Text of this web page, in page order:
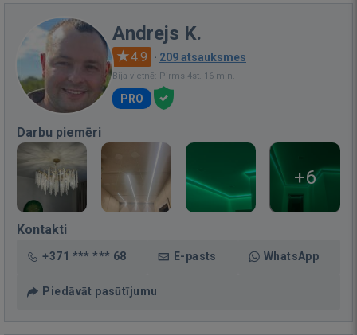
Andrejs K.
4.9 · 209 atsauksmes
Bija vietnē: Pirms 4st. 16 min.
PRO
Darbu piemēri
+6
Kontakti
+371 *** *** 68 E-pasts WhatsApp
Piedāvāt pasūtījumu